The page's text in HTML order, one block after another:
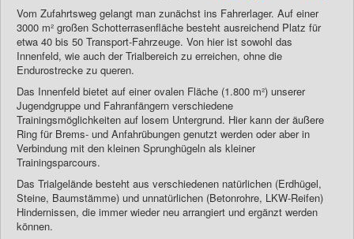
Vom Zufahrtsweg gelangt man zunächst ins Fahrerlager. Auf einer
3000 m² großen Schotterrasenfläche besteht ausreichend Platz für
etwa 40 bis 50 Transport-Fahrzeuge. Von hier ist sowohl das
Innenfeld, wie auch der Trialbereich zu erreichen, ohne die
Endurostrecke zu queren.
Das Innenfeld bietet auf einer ovalen Fläche (1.800 m²) unserer
Jugendgruppe und Fahranfängern verschiedene
Trainingsmöglichkeiten auf losem Untergrund. Hier kann der äußere
Ring für Brems- und Anfahrübungen genutzt werden oder aber in
Verbindung mit den kleinen Sprunghügeln als kleiner
Trainingsparcours.
Das Trialgelände besteht aus verschiedenen natürlichen (Erdhügel,
Steine, Baumstämme) und unnatürlichen (Betonrohre, LKW-Reifen)
Hindernissen, die immer wieder neu arrangiert und ergänzt werden
können.